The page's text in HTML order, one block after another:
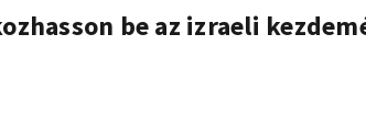
be az izraeli